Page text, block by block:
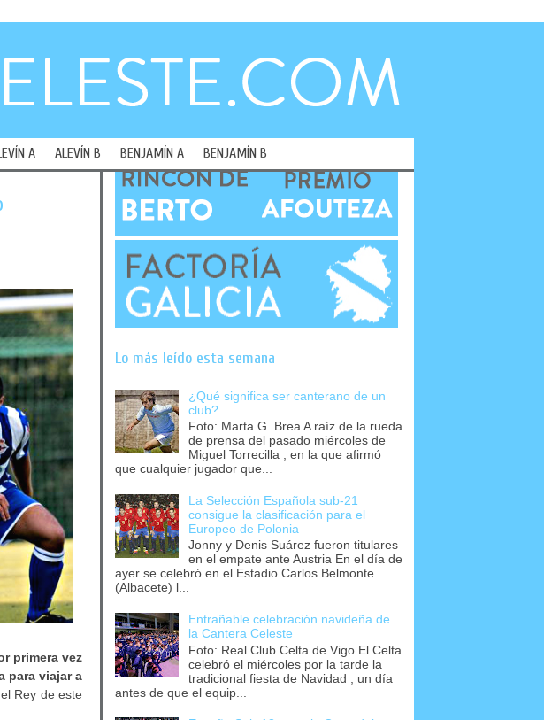
A ALEVÍN B BENJAMÍN A BENJAMÍN B
primera vez
para viajar a
Rey de este
Lo más leído esta semana
¿Qué significa ser canterano de un
club?
Foto: Marta G. Brea A raíz de la rueda
de prensa del pasado miércoles de
Miguel Torrecilla , en la que afirmó
que cualquier jugador que...
La Selección Española sub-21
consigue la clasificación para el
Europeo de Polonia
Jonny y Denis Suárez fueron titulares
en el empate ante Austria En el día de
ayer se celebró en el Estadio Carlos Belmonte
(Albacete) l...
Entrañable celebración navideña de
la Cantera Celeste
Foto: Real Club Celta de Vigo El Celta
celebró el miércoles por la tarde la
tradicional fiesta de Navidad , un día
antes de que el equip...